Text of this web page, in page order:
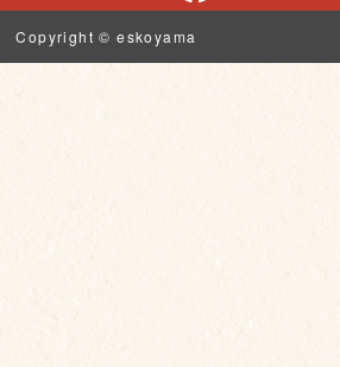
Copyright © eskoyama